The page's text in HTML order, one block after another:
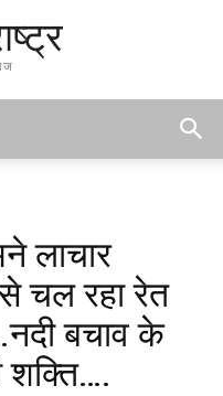
लाचार
चल रहा रेत
बचाव के
शक्ति….